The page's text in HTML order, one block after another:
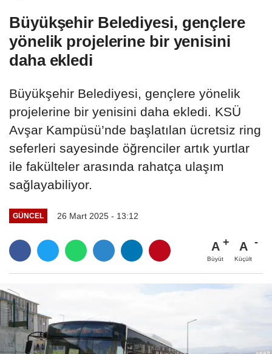
Büyükşehir Belediyesi, gençlere
yönelik projelerine bir yenisini
daha ekledi
Büyükşehir Belediyesi, gençlere yönelik
projelerine bir yenisini daha ekledi. KSÜ
Avşar Kampüsü’nde başlatılan ücretsiz ring
seferleri sayesinde öğrenciler artık yurtlar
ile fakülteler arasında rahatça ulaşım
sağlayabiliyor.
GÜNCEL 26 Mart 2025 - 13:12
A
Büyüt
A
Küçült